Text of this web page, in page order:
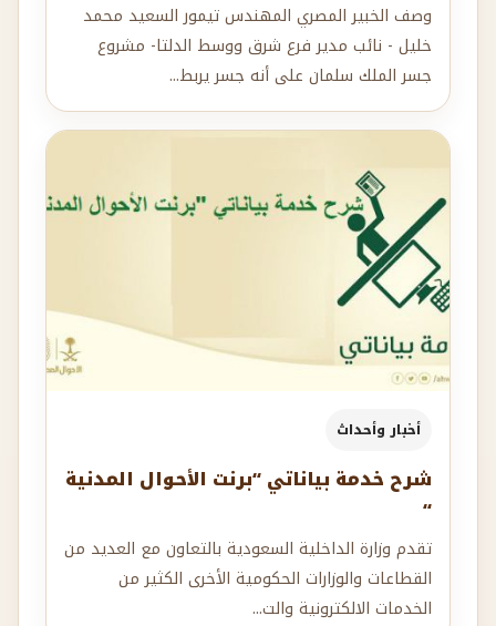
وصف الخبير المصري المهندس تيمور السعيد محمد
خليل - نائب مدير فرع شرق ووسط الدلتا- مشروع
جسر الملك سلمان على أنه جسر يربط...
أخبار وأحداث
شرح خدمة بياناتي “برنت الأحوال المدنية
“
تقدم وزارة الداخلية السعودية بالتعاون مع العديد من
القطاعات والوزارات الحكومية الأخرى الكثير من
الخدمات الالكترونية والت...